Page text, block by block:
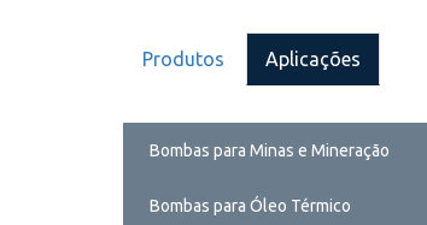
Produtos Aplicações
Bombas para Minas e Mineração
Bombas para Óleo Térmico